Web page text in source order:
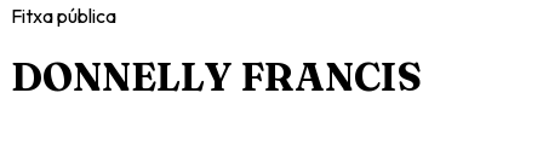
Fitxa pública
DONNELLY FRANCIS